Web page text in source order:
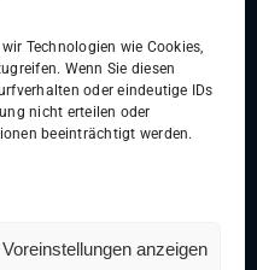
Technologien wie Cookies,
Wenn Sie diesen
oder eindeutige IDs
nicht erteilen oder
beeinträchtigt werden.
Voreinstellungen anzeigen